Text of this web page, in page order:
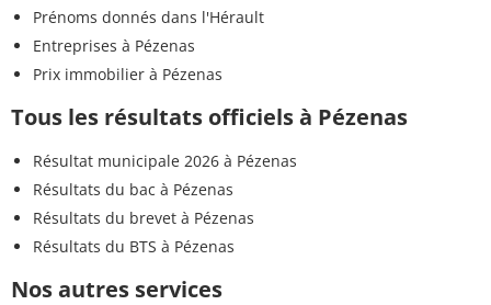
Prénoms donnés dans l'Hérault
Entreprises à Pézenas
Prix immobilier à Pézenas
Tous les résultats officiels à Pézenas
Résultat municipale 2026 à Pézenas
Résultats du bac à Pézenas
Résultats du brevet à Pézenas
Résultats du BTS à Pézenas
Nos autres services